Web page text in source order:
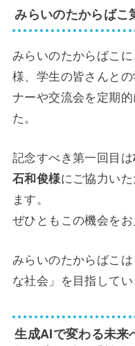
みらいのたからばこ
みらいのたからばこ
様、学生の皆さんと
ナーや交流会を定期
た。
記念すべき第一回目は
石和俊様にご協力い
ます。
ぜひともこの機会をお
みらいのたからばこ
な社会」を目指してい
生成AIで変わる未